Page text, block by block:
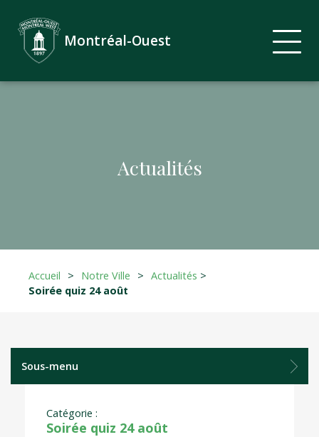
Actualités
Montréal-Ouest
Accueil > Notre Ville > Actualités >
Soirée quiz 24 août
Sous-menu
Soirée quiz 24 août
Catégorie :